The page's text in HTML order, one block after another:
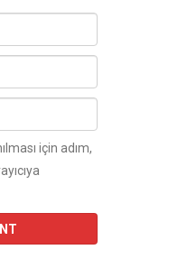
için adım,